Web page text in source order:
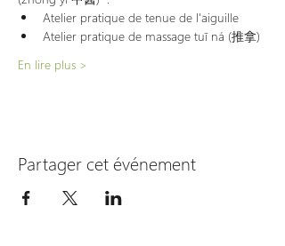
Atelier pratique de tenue de l'aiguille
Atelier pratique de massage tuī ná (推拿)
En lire plus >
Partager cet événement